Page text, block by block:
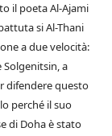
il poeta Al-Ajami
si Al-Thani
a due velocità:
a
difendere questo
perché il suo
di Doha è stato